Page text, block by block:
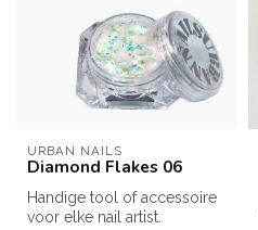
URBAN NAILS
Diamond Flakes 06
Handige tool of accessoire
voor elke nail artist.